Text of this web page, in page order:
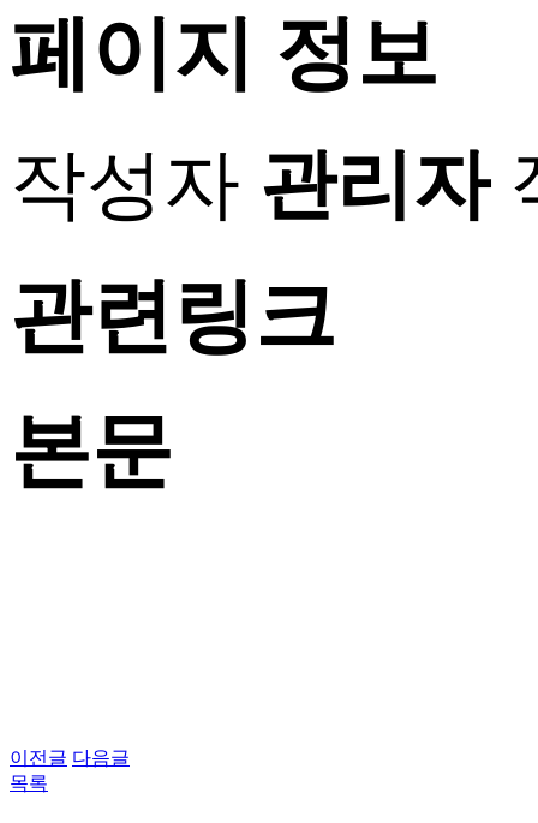
페이지 정보
작성자 관리자
관련링크
본문
이전글 다음글
목록